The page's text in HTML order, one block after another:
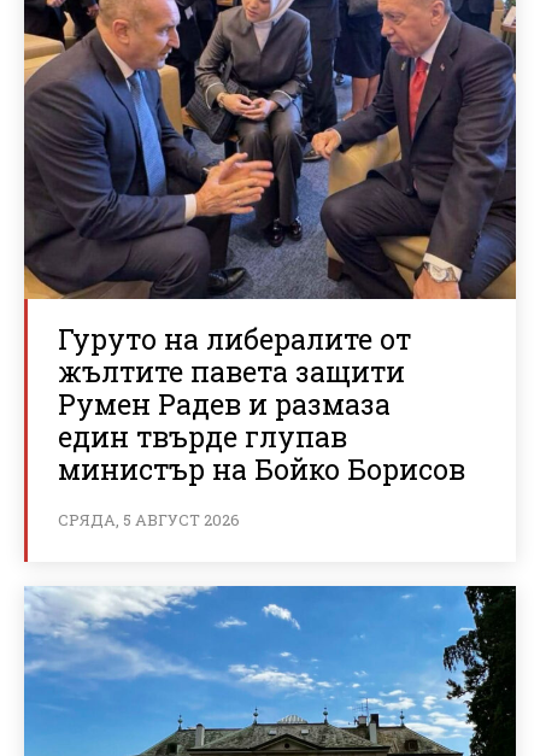
Гуруто на либералите от
жълтите павета защити
Румен Радев и размаза
един твърде глупав
министър на Бойко Борисов
СРЯДА, 5 АВГУСТ 2026